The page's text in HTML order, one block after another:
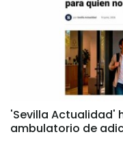
'Sevilla Actualidad'
ambulatorio de